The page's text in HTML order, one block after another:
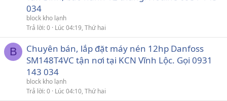
034
block kho lạnh
Trả lời 0 Lúc 04:19, Thứ hai
B
Chuyên bán, lắp đặt máy nén 12hp Danfoss
SM148T4VC tận nơi tại KCN Vĩnh Lộc. Gọi 0931
143 034
block kho lạnh
Trả lời 0 Lúc 04:10, Thứ hai